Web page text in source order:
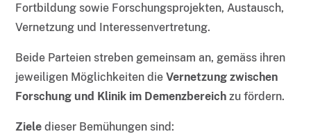
Fortbildung sowie Forschungsprojekten, Austausch,
Vernetzung und Interessenvertretung.
Beide Parteien streben gemeinsam an, gemäss ihren
jeweiligen Möglichkeiten dieVernetzung zwischen
Forschung und Klinik im Demenzbereich zu fördern.
Ziele dieser Bemühungen sind: